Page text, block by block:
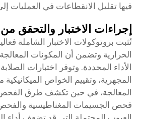
فيها تقليل الانقطاعات في العمليات
إجراءات الاختبار والتحقق
تُثبت بروتوكولات الاختبار الشاملة
الحرارية وتضمن أن المكونات
الأداء المحددة. وتوفر اختبارات
المجهرية، وتقييم الخواص
المعالجة، في حين تكشف طرق الفحص
فحص الجسيمات المغناطيسية